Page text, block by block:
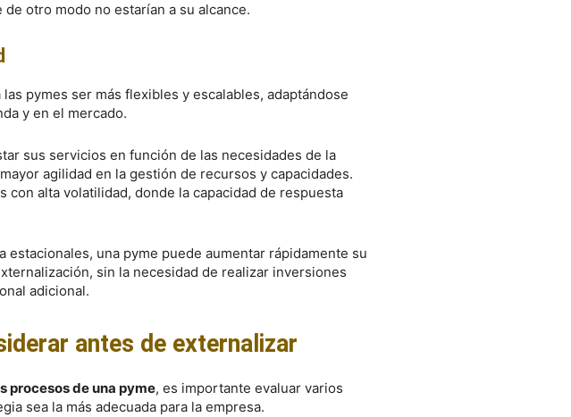
otro modo no estarían a su alcance.
pymes ser más flexibles y escalables, adaptándose
y en el mercado.
sus servicios en función de las necesidades de la
agilidad en la gestión de recursos y capacidades.
alta volatilidad, donde la capacidad de respuesta
estacionales, una pyme puede aumentar rápidamente su
sin la necesidad de realizar inversiones
adicional.
antes de externalizar
procesos de una pyme, es importante evaluar varios
sea la más adecuada para la empresa.